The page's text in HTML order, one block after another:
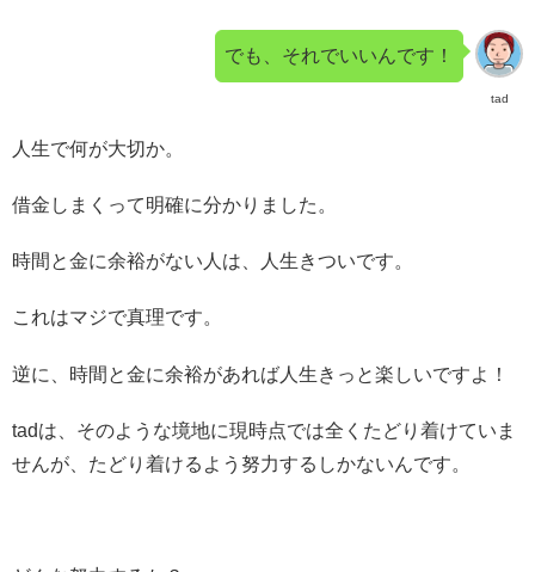
tad
でも、それでいいんです！
人生で何が大切か。
借金しまくって明確に分かりました。
時間と金に余裕がない人は、人生きついです。
これはマジで真理です。
逆に、時間と金に余裕があれば人生きっと楽しいですよ！
tadは、そのような境地に現時点では全くたどり着けていま
せんが、たどり着けるよう努力するしかないんです。